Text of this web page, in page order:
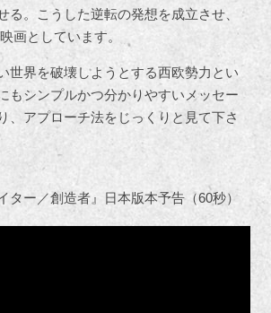
る。こうした逆転の発想を成立させ、
画としています。
世界を破壊しようとする西欧勢力とい
もシンプルかつ分かりやすいメッセー
、アプローチ法をじっくりと見て下さ
ター／創造者』日本版本予告（60秒）